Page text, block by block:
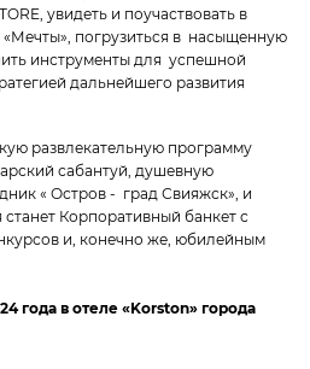
увидеть и поучаствовать в
«Мечты», погрузиться в насыщенную
инструменты для успешной
дальнейшего развития
развлекательную программу
сабантуй, душевную
« Остров - град Свияжск», и
Корпоративный банкет с
и, конечно же, юбилейным
года в отеле «Korston» города